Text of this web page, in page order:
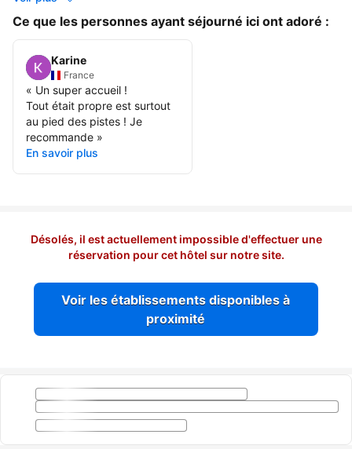
Ce que les personnes ayant séjourné ici ont adoré :
Karine
France
« Un super accueil !
Tout était propre est surtout
au pied des pistes ! Je
recommande »
En savoir plus
Désolés, il est actuellement impossible d'effectuer une
réservation pour cet hôtel sur notre site.
Voir les établissements disponibles à
proximité